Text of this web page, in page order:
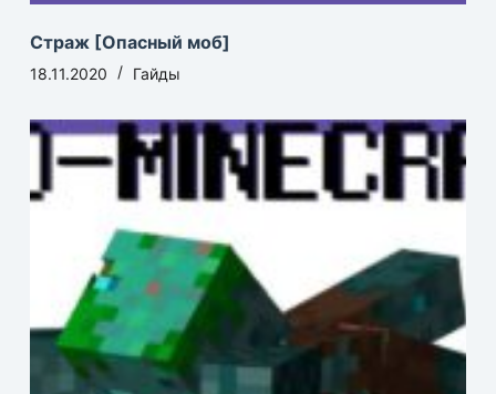
Страж [Опасный моб]
18.11.2020 Гайды